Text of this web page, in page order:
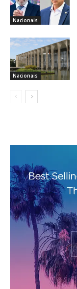
Nacionais
Nacionais